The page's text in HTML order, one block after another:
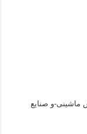
ماشینی-و صنایع